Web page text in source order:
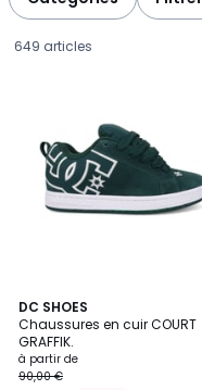
649 articles
DC SHOES
Chaussures en cuir COURT
GRAFFIK.
Prix
à
à partir de
90,00 €
14
Couleurs